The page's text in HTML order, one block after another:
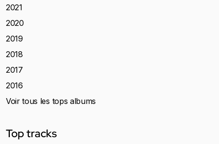
2021
2020
2019
2018
2017
2016
Voir tous les tops albums
Top tracks